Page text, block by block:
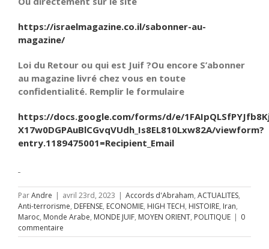
https://israelmagazine.co.il/sabonner-au-
magazine/
Loi du Retour ou qui est Juif ?Ou encore S’abonner
au magazine livré chez vous en toute
confidentialité. Remplir le formulaire
https://docs.google.com/forms/d/e/
X17w0DGPAuBlCGvqVUdh_Is8EL810Lxw82A/viewform?
entry.1189475001=Recipient_Email
ParAndre | avril 23rd, 2023 | Accords d'Abraham, ACTUALITES,
Anti-terrorisme, DEFENSE, ECONOMIE, HIGH TECH, HISTOIRE, Iran,
Maroc, Monde Arabe, MONDE JUIF, MOYEN ORIENT, POLITIQUE | 0
commentaire